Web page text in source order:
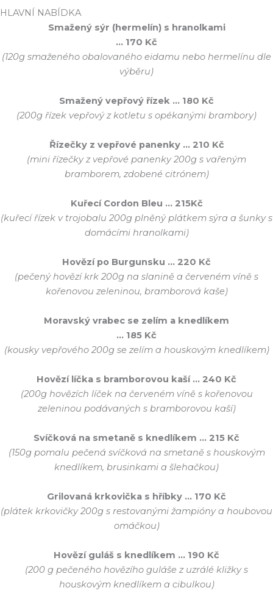
HLAVNÍ NABÍDKA
Smažený sýr (hermelín) s hranolkami
… 170 Kč
(120g smaženého obalovaného eidamu nebo hermelínu dle
výběru)
Smažený vepřový řízek … 180 Kč
(200g řízek vepřový z kotletu s opékanými brambory)
Řízečky z vepřové panenky … 210 Kč
(mini řízečky z vepřové panenky 200g s vařeným
bramborem, zdobené citrónem)
Kuřecí Cordon Bleu … 215Kč
(kuřecí řízek v trojobalu 200g plněný plátkem sýra a šunky s
domácími hranolkami)
Hovězí po Burgunsku … 220 Kč
(pečený hovězí krk 200g na slanině a červeném víně s
kořenovou zeleninou, bramborová kaše)
Moravský vrabec se zelím a knedlíkem
… 185 Kč
(kousky vepřového 200g se zelím a houskovým knedlíkem)
Hovězí líčka s bramborovou kaší … 240 Kč
(200g hovězích líček na červeném víně s kořenovou
zeleninou podávaných s bramborovou kaší)
Svíčková na smetaně s knedlíkem … 215 Kč
(150g pomalu pečená svíčková na smetaně s houskovým
knedlíkem, brusinkami a šlehačkou)
Grilovaná krkovička s hříbky … 170 Kč
(plátek krkovičky 200g s restovanými žampióny a houbovou
omáčkou)
Hovězí guláš s knedlíkem … 190 Kč
(200 g pečeného hovězího guláše z uzrálé kližky s
houskovým knedlíkem a cibulkou)